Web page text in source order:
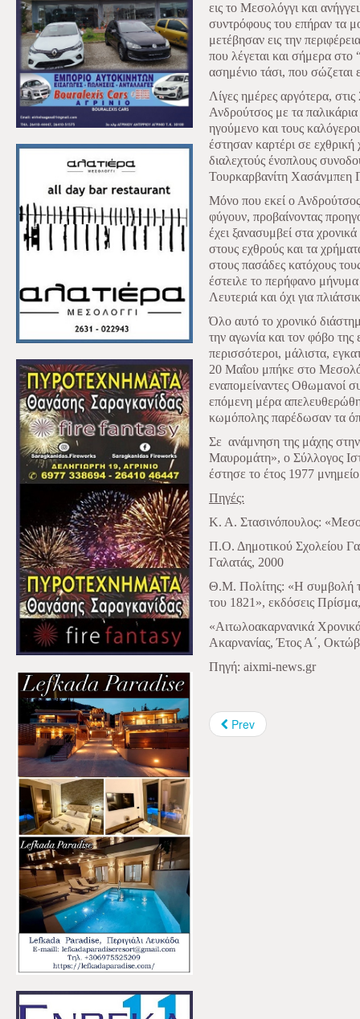
εις το Μεσολόγγι και
συντρόφους του επήραν τα
μετέβησαν εις την
που λέγεται και σήμερα στο
ασημένιο τάσι, που σώζεται
Λίγες ημέρες αργότερα,
Ανδρούτσος με τα
ηγούμενο και τους
έστησαν καρτέρι σε
διαλεχτούς ένοπλους
Τουρκαρβανίτη Χασάνμπεη
Μόνο που εκεί ο
φύγουν, προβαίνοντας
έχει ξανασυμβεί στα
στους εχθρούς και τα
στους πασάδες κατόχους
έστειλε το περήφανο μήνυμα
Λευτεριά και όχι για
Όλο αυτό το χρονικό
την αγωνία και τον φόβο
περισσότεροι, μάλιστα,
20 Μαΐου μπήκε στο
εναπομείναντες Οθωμανοί
επόμενη μέρα
κωμόπολης παρέδωσαν τα
Σε ανάμνηση της μάχης
Μαυρομάτη», ο Σύλλογος
έστησε το έτος 1977
Πηγές:
Κ. Α. Στασινόπουλος:
Π.Ο. Δημοτικού Σχολείου
Γαλατάς, 2000
Θ.Μ. Πολίτης: «Η συμβολή
του 1821», εκδόσεις
«Αιτωλοακαρνανικά
Ακαρνανίας, Έτος Α΄,
Πηγή: aixmi-news.gr
Prev